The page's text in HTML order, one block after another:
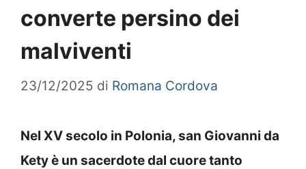
converte persino dei
malviventi
23/12/2025 di Romana Cordova
Nel XV secolo in Polonia, san Giovanni da
Kety è un sacerdote dal cuore tanto